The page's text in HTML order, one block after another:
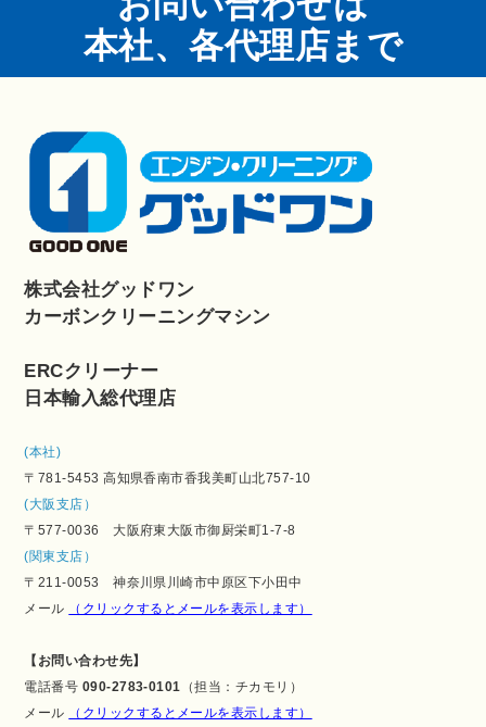
本社、各代理店まで
株式会社グッドワン
カーボンクリーニングマシン
ERCクリーナー
日本輸入総代理店
(本社)
〒781-5453 高知県香南市香我美町山北757-10
(大阪支店）
〒577-0036 大阪府東大阪市御厨栄町1-7-8
(関東支店）
〒211-0053 神奈川県川崎市中原区下小田中
メール
（クリックするとメールを表示します）
【お問い合わせ先】
電話番号 090-2783-0101 （担当：チカモリ）
メール
（クリックするとメールを表示します）